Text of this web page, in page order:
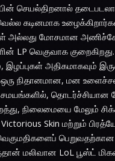
செயல்திறனால்
கடினமாக
அல்லது மோசமான
LP வெகுவாக குறைகிறது.
இழப்புகள் அதிகமாகவும்
நிதானமான, மன
சமயங்களில், தொடர்ச்சியான
நிலைமையை மேலும்
Skin மற்றும்
மலிவான LoL பூஸ்ட்